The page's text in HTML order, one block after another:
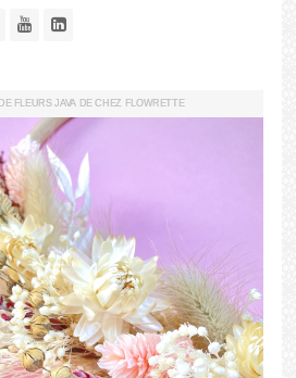
FLEURS JAVA DE CHEZ FLOWRETTE